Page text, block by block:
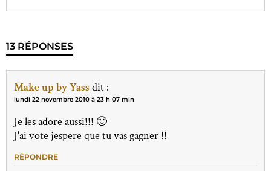
13 RÉPONSES
Make up by Yass dit :
lundi 22 novembre 2010 à 23 h 07 min
Je les adore aussi!!! 🙂
J'ai vote jespere que tu vas gagner !!
RÉPONDRE